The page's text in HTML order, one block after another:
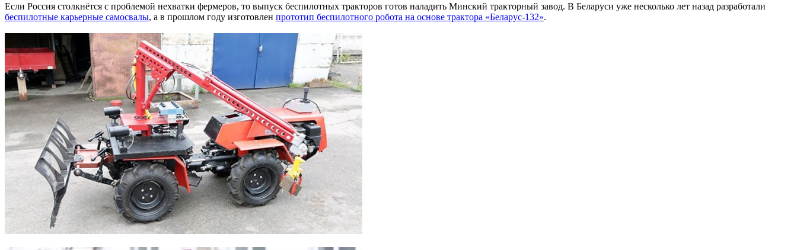
Если Россия столкнётся с проблемой нехватки фермеров, то выпуск беспилотных тракторов готов наладить Минский тракторный завод. В Беларуси уже несколько лет назад разработали
беспилотные карьерные самосвалы, а в прошлом году изготовлен прототип беспилотного робота на основе трактора «Беларус-132».